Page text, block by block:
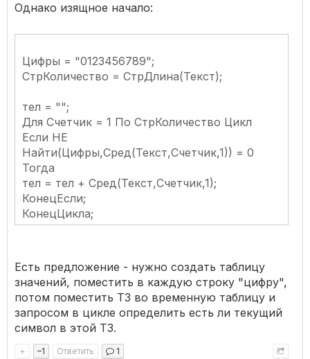
Однако изящное начало:
Цифры = "0123456789";
СтрКоличество = СтрДлина(Текст);
тел = "";
Для Счетчик = 1 По СтрКоличество Цикл
Если НЕ
Найти(Цифры,Сред(Текст,Счетчик,1)) = 0
Тогда
тел = тел + Сред(Текст,Счетчик,1);
КонецЕсли;
КонецЦикла;
Есть предложение - нужно создать таблицу
значений, поместить в каждую строку "цифру",
потом поместить ТЗ во временную таблицу и
запросом в цикле определить есть ли текущий
символ в этой ТЗ.
+ –1 Ответить 1